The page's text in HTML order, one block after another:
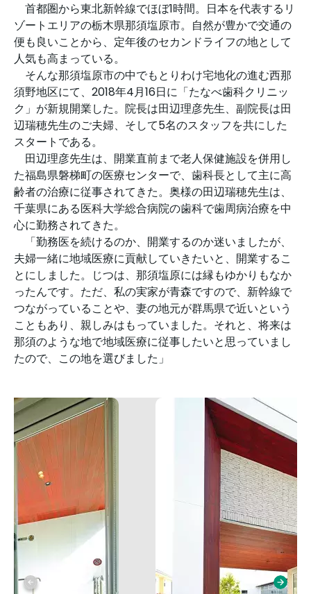
首都圏から東北新幹線でほぼ1時間。日本を代表するリ
ゾートエリアの栃木県那須塩原市。自然が豊かで交通の
便も良いことから、定年後のセカンドライフの地として
人気も高まっている。
そんな那須塩原市の中でもとりわけ宅地化の進む西那
須野地区にて、2018年4月16日に「たなべ歯科クリニッ
ク」が新規開業した。院長は田辺理彦先生、副院長は田
辺瑞穂先生のご夫婦、そして5名のスタッフを共にした
スタートである。
田辺理彦先生は、開業直前まで老人保健施設を併用し
た福島県磐梯町の医療センターで、歯科長として主に高
齢者の治療に従事されてきた。奥様の田辺瑞穂先生は、
千葉県にある医科大学総合病院の歯科で歯周病治療を中
心に勤務されてきた。
「勤務医を続けるのか、開業するのか迷いましたが、
夫婦一緒に地域医療に貢献していきたいと、開業するこ
とにしました。じつは、那須塩原には縁もゆかりもなか
ったんです。ただ、私の実家が青森ですので、新幹線で
つながっていることや、妻の地元が群馬県で近いという
こともあり、親しみはもっていました。それと、将来は
那須のような地で地域医療に従事したいと思っていまし
たので、この地を選びました」